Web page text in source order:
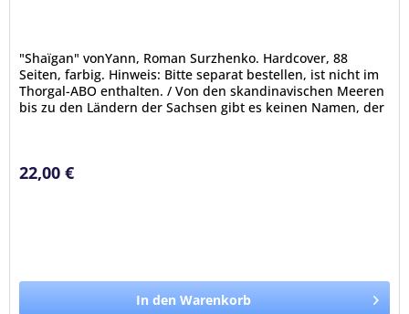
"Shaïgan" vonYann, Roman Surzhenko. Hardcover, 88
Seiten, farbig. Hinweis: Bitte separat bestellen, ist nicht im
Thorgal-ABO enthalten. / Von den skandinavischen Meeren
bis zu den Ländern der Sachsen gibt es keinen Namen, der
22,00 €
In den Warenkorb